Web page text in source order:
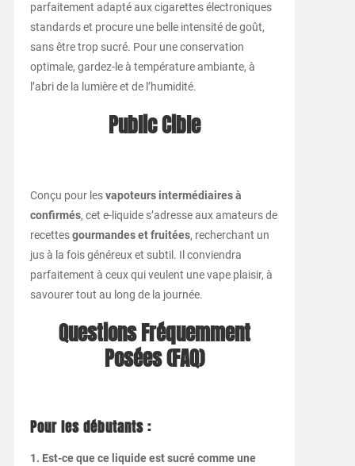
parfaitement adapté aux cigarettes électroniques
standards et procure une belle intensité de goût,
sans être trop sucré. Pour une conservation
optimale, gardez-le à température ambiante, à
l’abri de la lumière et de l’humidité.
Public Cible
Conçu pour lesvapoteurs intermédiaires à
confirmés, cet e-liquide s’adresse aux amateurs de
recettesgourmandes et fruitées, recherchant un
jus à la fois généreux et subtil. Il conviendra
parfaitement à ceux qui veulent une vape plaisir, à
savourer tout au long de la journée.
Questions Fréquemment
Posées (FAQ)
Pour les débutants :
1. Est-ce que ce liquide est sucré comme une